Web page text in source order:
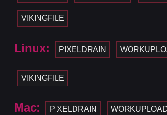
VIKINGFILE
Linux: PIXELDRAIN
VIKINGFILE
Mac: PIXELDRAIN WORKUPLOAD